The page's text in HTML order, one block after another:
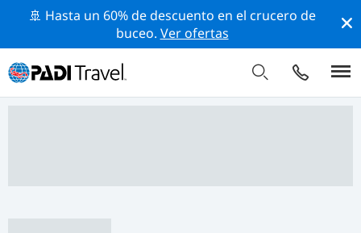
🚢 Hasta un 60% de descuento en el crucero de
buceo. Ver ofertas